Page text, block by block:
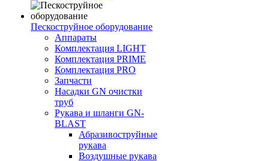
Пескоструйное оборудование
Аппараты
Комплектация LIGHT
Комплектация PRIME
Комплектация PRO
Запчасти
Насадки GN очистки
труб
Рукава и шланги GN-
BLAST
Абразивоструйные
рукава
Воздушные рукава